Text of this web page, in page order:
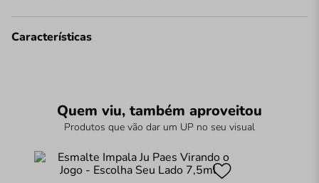
Características
Quem viu, também aproveitou
Produtos que vão dar um UP no seu visual